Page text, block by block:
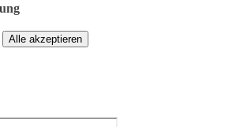
Alle akzeptieren